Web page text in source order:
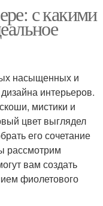
с какими
насыщенных и
интерьеров.
мистики и
цвет выглядел
его сочетание
рассмотрим
вам создать
фиолетового